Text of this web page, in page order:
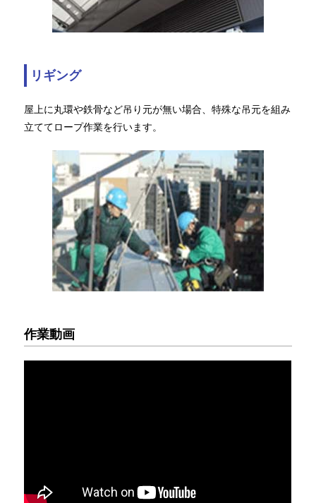
リギング
屋上に丸環や鉄骨など吊り元が無い場合、特殊な吊元を組み
立ててロープ作業を行います。
作業動画